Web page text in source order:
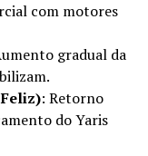
com motores
gradual da
: Retorno
do Yaris